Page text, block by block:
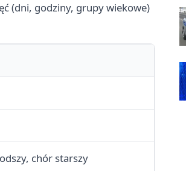
(dni, godziny, grupy wiekowe)
chór starszy